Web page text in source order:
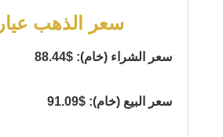
سعر الذهب عيار 22
سعر الشراء (خام): $88.44
سعر البيع (خام): $91.09